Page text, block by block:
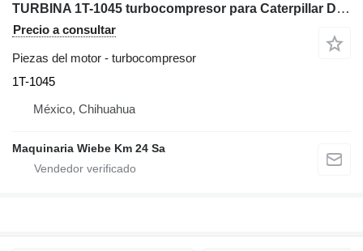
TURBINA 1T-1045 turbocompresor para Caterpillar D3,D3C,D3B bulldozer
Precio a consultar
Piezas del motor - turbocompresor
1T-1045
México, Chihuahua
Maquinaria Wiebe Km 24 Sa